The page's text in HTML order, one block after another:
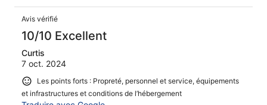
Avis vérifié
10/10 Excellent
Curtis
7 oct. 2024
Les points forts : Propreté, personnel et service, équipements
et infrastructures et conditions de l’hébergement